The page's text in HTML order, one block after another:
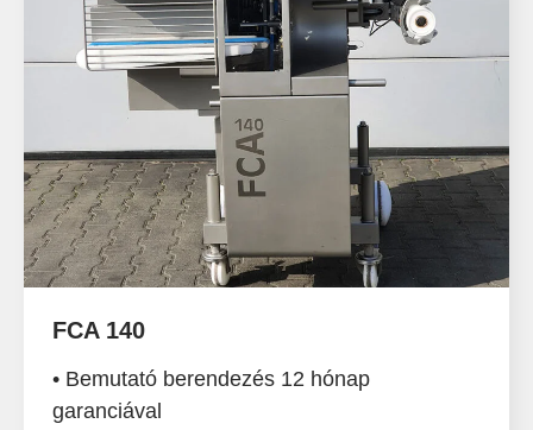
FCA 140
• Bemutató berendezés 12 hónap
garanciával